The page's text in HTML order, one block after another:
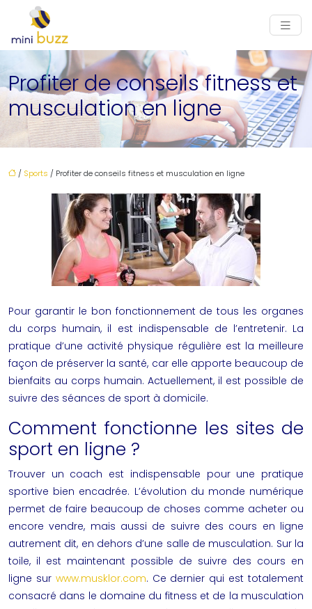
Profiter de conseils fitness et
musculation en ligne
/ Sports / Profiter de conseils fitness et musculation en ligne
Pour garantir le bon fonctionnement de tous les organes
du corps humain, il est indispensable de l’entretenir. La
pratique d’une activité physique régulière est la meilleure
façon de préserver la santé, car elle apporte beaucoup de
bienfaits au corps humain. Actuellement, il est possible de
suivre des séances de sport à domicile.
Comment fonctionne les sites de
sport en ligne ?
Trouver un coach est indispensable pour une pratique
sportive bien encadrée. L’évolution du monde numérique
permet de faire beaucoup de choses comme acheter ou
encore vendre, mais aussi de suivre des cours en ligne
autrement dit, en dehors d’une salle de musculation. Sur la
toile, il est maintenant possible de suivre des cours en
ligne sur www.musklor.com. Ce dernier qui est totalement
consacré dans le domaine du fitness et de la musculation